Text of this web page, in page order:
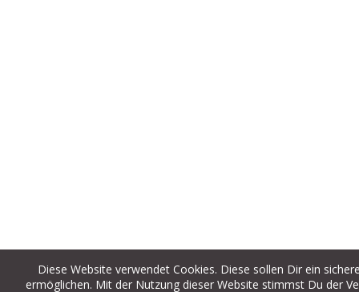
Diese Website verwendet Cookies. Diese sollen Dir ein
ermöglichen. Mit der Nutzung dieser Website stimmst Du der